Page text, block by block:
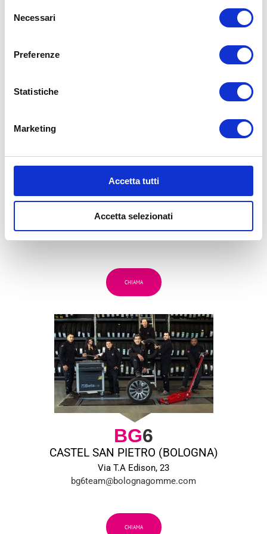
delNecessari
Preferenze
Statistiche
Marketing
Accetta tutti
Accetta selezionati
BG5
Via del Commercio, 7
CHIAMA
BG6
CASTEL SAN PIETRO (BOLOGNA)
Via T.A Edison, 23
bg6team@bolognagomme.com
CHIAMA